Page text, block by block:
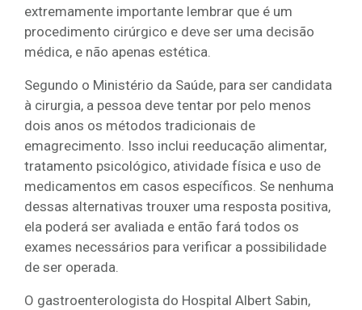
extremamente importante lembrar que é um
procedimento cirúrgico e deve ser uma decisão
médica, e não apenas estética.
Segundo o Ministério da Saúde, para ser candidata
à cirurgia, a pessoa deve tentar por pelo menos
dois anos os métodos tradicionais de
emagrecimento. Isso inclui reeducação alimentar,
tratamento psicológico, atividade física e uso de
medicamentos em casos específicos. Se nenhuma
dessas alternativas trouxer uma resposta positiva,
ela poderá ser avaliada e então fará todos os
exames necessários para verificar a possibilidade
de ser operada.
O gastroenterologista do Hospital Albert Sabin,